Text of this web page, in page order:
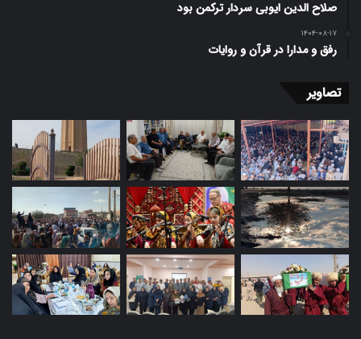
صلاح الدین ایوبی سردار ترکمن بود
۱۴۰۴-۰۸-۱۷
رفق و مدارا در قرآن و روایات
تصاویر